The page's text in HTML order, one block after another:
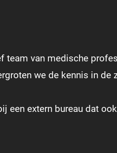
team van medische
we de kennis in de
een extern bureau dat